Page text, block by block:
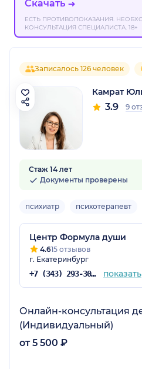
Скачать
ЕСТЬ ПРОТИВОПОКАЗАНИЯ.
КОНСУЛЬТАЦИЯ СПЕЦИАЛИСТА. 18+
Записалось 126 человек
Камрат
3.9 9
Стаж 14 лет
Документы проверены
психиатр психотерапевт
Центр Формула души
4.615 отзывов
г. Екатеринбург
+7 (343) 293-30-74 показать
Онлайн-консультация
(Индивидуальный)
от 5 500 ₽